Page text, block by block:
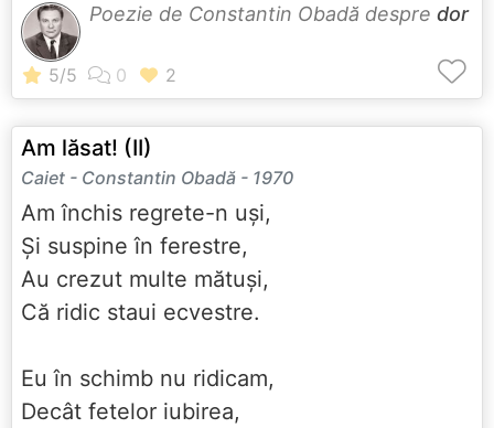
Poezie de Constantin Obadă despre dor
Am lăsat! (II)
Caiet - Constantin Obadă - 1970
Am închis regrete-n uși,
Și suspine în ferestre,
Au crezut multe mătuși,
Că ridic staui ecvestre.
Eu în schimb nu ridicam,
Decât fetelor iubirea,